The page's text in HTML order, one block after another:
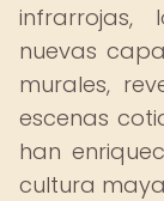
infrarrojas,
nuevas
murales,
escenas
han
cultura